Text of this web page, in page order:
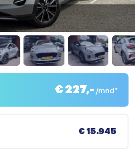
€ 227,- /mnd*
€ 15.945